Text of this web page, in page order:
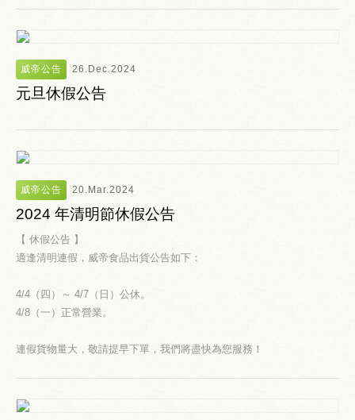
威帝公告 26.Dec.2024
元旦休假公告
威帝公告 20.Mar.2024
2024 年清明節休假公告
【 休假公告 】
適逢清明連假，威帝食品出貨公告如下：
4/4（四）～ 4/7（日）公休。
4/8（一）正常營業。
連假貨物量大，敬請提早下單，我們將盡快為您服務！